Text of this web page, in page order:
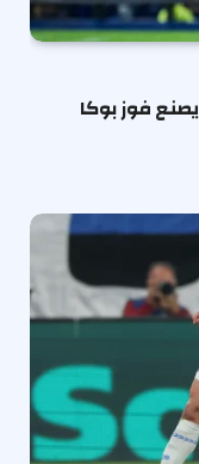
فوز بوكا